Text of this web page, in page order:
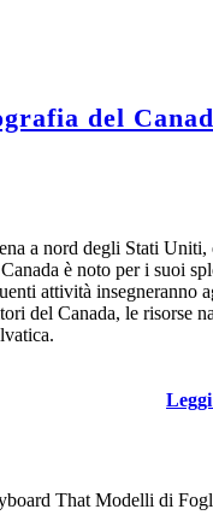
del
a nord degli Stati Uniti,
è noto per i suoi
attività insegneranno
del Canada, le risorse